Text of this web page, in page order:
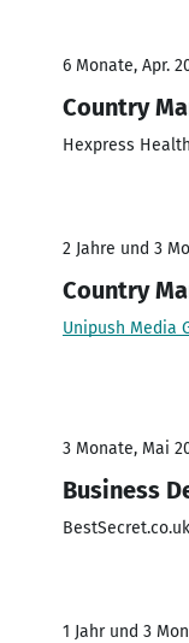
6 Monate, Apr.
Country
Hexpress
2 Jahre und 3
Country
Unipush Media
3 Monate, Mai
Business
1 Jahr und 3